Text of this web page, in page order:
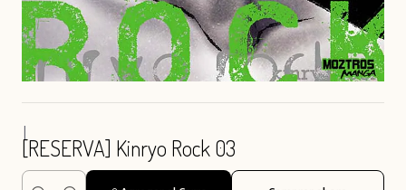
|
[RESERVA] Kinryo Rock 03